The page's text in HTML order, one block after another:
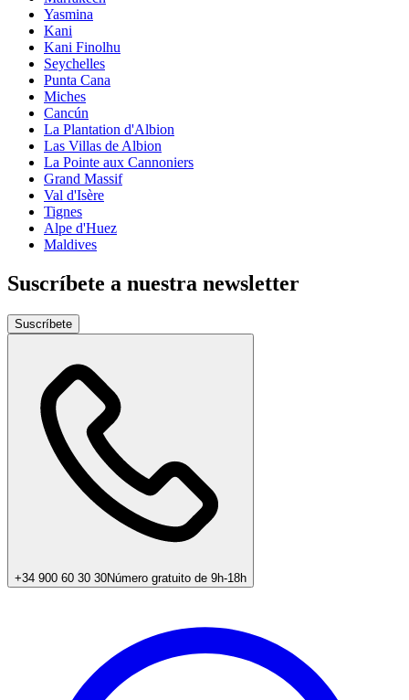
Yasmina
Kani
Kani Finolhu
Seychelles
Punta Cana
Miches
Cancún
La Plantation d'Albion
Las Villas de Albion
La Pointe aux Cannoniers
Grand Massif
Val d'Isère
Tignes
Alpe d'Huez
Maldives
Suscríbete a nuestra newsletter
Suscríbete
+34 900 60 30 30Número gratuito de 9h-18h